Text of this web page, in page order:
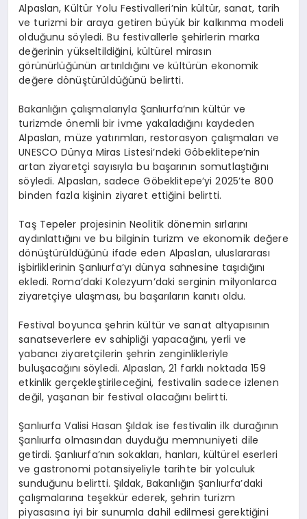
Alpaslan, Kültür Yolu Festivalleri’nin kültür, sanat, tarih
ve turizmi bir araya getiren büyük bir kalkınma modeli
olduğunu söyledi. Bu festivallerle şehirlerin marka
değerinin yükseltildiğini, kültürel mirasın
görünürlüğünün artırıldığını ve kültürün ekonomik
değere dönüştürüldüğünü belirtti.
Bakanlığın çalışmalarıyla Şanlıurfa’nın kültür ve
turizmde önemli bir ivme yakaladığını kaydeden
Alpaslan, müze yatırımları, restorasyon çalışmaları ve
UNESCO Dünya Miras Listesi’ndeki Göbeklitepe’nin
artan ziyaretçi sayısıyla bu başarının somutlaştığını
söyledi. Alpaslan, sadece Göbeklitepe’yi 2025’te 800
binden fazla kişinin ziyaret ettiğini belirtti.
Taş Tepeler projesinin Neolitik dönemin sırlarını
aydınlattığını ve bu bilginin turizm ve ekonomik değere
dönüştürüldüğünü ifade eden Alpaslan, uluslararası
işbirliklerinin Şanlıurfa’yı dünya sahnesine taşıdığını
ekledi. Roma’daki Kolezyum’daki serginin milyonlarca
ziyaretçiye ulaşması, bu başarıların kanıtı oldu.
Festival boyunca şehrin kültür ve sanat altyapısının
sanatseverlere ev sahipliği yapacağını, yerli ve
yabancı ziyaretçilerin şehrin zenginlikleriyle
buluşacağını söyledi. Alpaslan, 21 farklı noktada 159
etkinlik gerçekleştirileceğini, festivalin sadece izlenen
değil, yaşanan bir festival olacağını belirtti.
Şanlıurfa Valisi Hasan Şıldak ise festivalin ilk durağının
Şanlıurfa olmasından duyduğu memnuniyeti dile
getirdi. Şanlıurfa’nın sokakları, hanları, kültürel eserleri
ve gastronomi potansiyeliyle tarihte bir yolculuk
sunduğunu belirtti. Şıldak, Bakanlığın Şanlıurfa’daki
çalışmalarına teşekkür ederek, şehrin turizm
piyasasına iyi bir sunumla dahil edilmesi gerektiğini